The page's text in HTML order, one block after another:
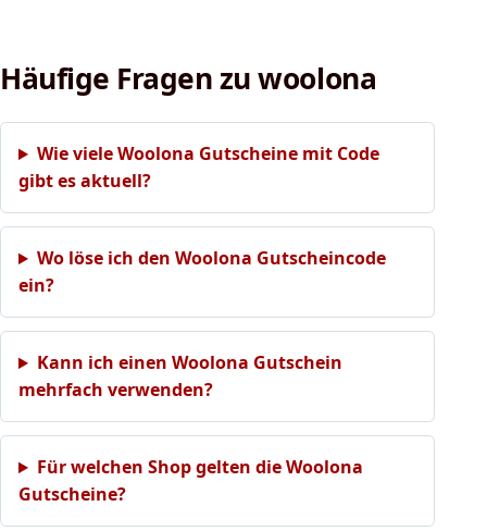
Häufige Fragen zu woolona
Wie viele Woolona Gutscheine mit Code
gibt es aktuell?
Wo löse ich den Woolona Gutscheincode
ein?
Kann ich einen Woolona Gutschein
mehrfach verwenden?
Für welchen Shop gelten die Woolona
Gutscheine?